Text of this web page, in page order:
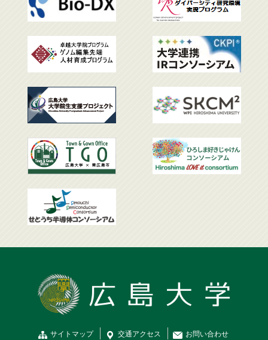
サイトマップ 交通アクセス お問い合わせ